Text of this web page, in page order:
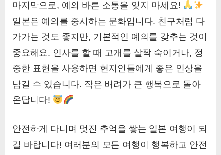
마지막으로, 예의 바른 소통을 잊지 마세요!
일본은 예의를 중시하는 문화입니다. 친구처럼 다
가가는 것도 좋지만, 기본적인 예의를 갖추는 것이
중요해요. 인사를 할 때 고개를 살짝 숙이거나, 정
중한 표현을 사용하면 현지인들에게 좋은 인상을
남길 수 있습니다. 작은 배려가 큰 행복으로 돌아
온답니다!
안전하게 다니며 멋진 추억을 쌓는 일본 여행이 되
길 바랍니다! 여러분의 모든 여행이 행복하고 안전